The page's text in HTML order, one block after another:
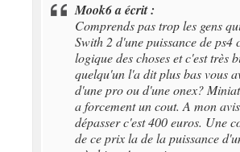
Mook6 a écrit :
Comprends pas trop les gens
Swith 2 d'une puissance de ps4
logique des choses et c'est très
quelqu'un l'a dit plus bas vous
d'une pro ou d'une onex?
a forcement un cout. A mon
dépasser c'est 400 euros. Une
de ce prix la de la puissance